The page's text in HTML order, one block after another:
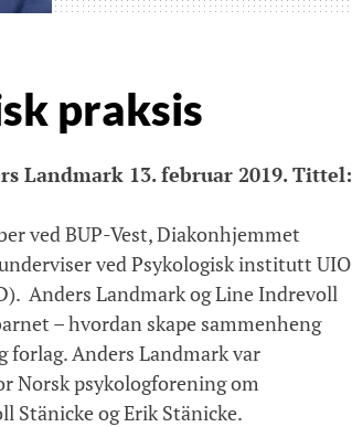
praksis
Landmark 13. februar 2019. Tittel:
ved BUP-Vest, Diakonhjemmet
ved Psykologisk institutt UIO
Anders Landmark og Line Indrevoll
– hvordan skape sammenheng
forlag. Anders Landmark var
Norsk psykologforening om
Stänicke og Erik Stänicke.